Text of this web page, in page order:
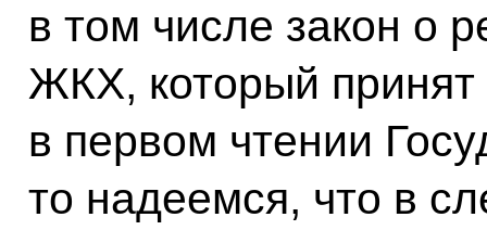
в том числе закон о
ЖКХ, который
в первом чтении
то надеемся, что в